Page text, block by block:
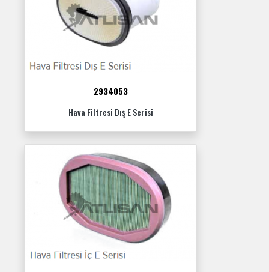
2934053
Hava Filtresi Dış E Serisi